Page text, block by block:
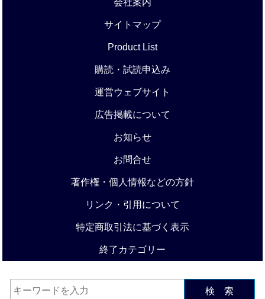
会社案内
サイトマップ
Product List
購読・試読申込み
運営ウェブサイト
広告掲載について
お知らせ
お問合せ
著作権・個人情報などの方針
リンク・引用について
特定商取引法に基づく表示
終了カテゴリー
検 索